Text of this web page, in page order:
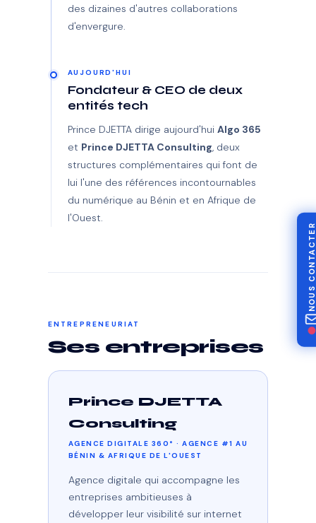
des dizaines d'autres collaborations
d'envergure.
AUJOURD'HUI
Fondateur & CEO de deux
entités tech
Prince DJETTA dirige aujourd'hui Algo 365
et Prince DJETTA Consulting, deux
structures complémentaires qui font de
lui l'une des références incontournables
du numérique au Bénin et en Afrique de
l'Ouest.
ENTREPRENEURIAT
Ses entreprises
Prince DJETTA
Consulting
AGENCE DIGITALE 360° · AGENCE #1 AU
BÉNIN & AFRIQUE DE L'OUEST
Agence digitale qui accompagne les
entreprises ambitieuses à
développer leur visibilité sur internet
NOUS CONTACTER